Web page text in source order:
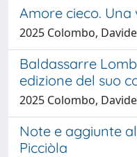
Amore cieco.
2025 Colombo, Davide
Baldassarre
edizione del suo
2025 Colombo, Davide
Note e aggiunte
Picciòla